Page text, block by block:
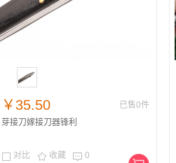
￥35.50
已售0件
芽接刀嫁接刀器锋利
对比  收藏  0